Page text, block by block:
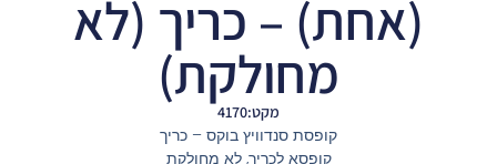
(אחת) – כריך (לא
מחולקת)
מקט:4170
קופסת סנדוויץ בוקס – כריך
קופסא לכריך, לא מחולקת